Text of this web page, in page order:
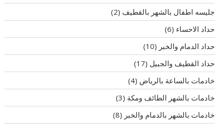
جليسه اطفال بالشهر بالقطيف (2)
حداد الاحساء (6)
حداد الدمام والخبر (10)
حداد القطيف والجبيل (17)
خادمات بالساعة بالرياض (4)
خادمات بالشهر الطائف ومكة (3)
خادمات بالشهر بالدمام والخبر (8)